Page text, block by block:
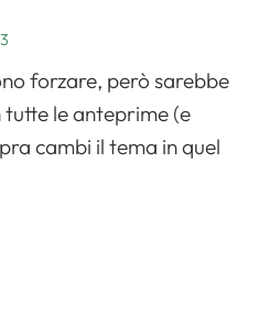
forzare, però sarebbe
le anteprime (e
cambi il tema in quel